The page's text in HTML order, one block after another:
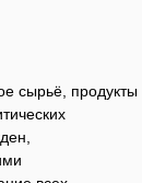
сырьё, продукты